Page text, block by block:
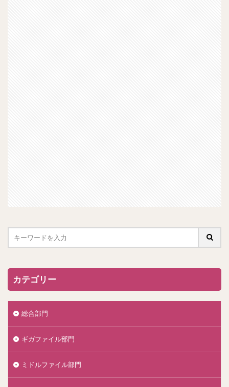
カテゴリー
総合部門
ギガファイル部門
ミドルファイル部門